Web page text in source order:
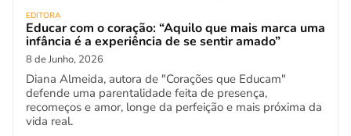
EDITORA
Educar com o coração: “Aquilo que mais marca uma
infância é a experiência de se sentir amado”
8 de Junho, 2026
Diana Almeida, autora de "Corações que Educam"
defende uma parentalidade feita de presença,
recomeços e amor, longe da perfeição e mais próxima da
vida real.